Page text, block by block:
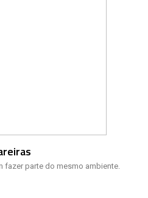
fazer parte do mesmo ambiente.